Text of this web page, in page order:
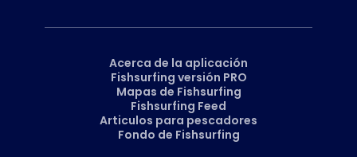
Acerca de la aplicación
Fishsurfing versión PRO
Mapas de Fishsurfing
Fishsurfing Feed
Articulos para pescadores
Fondo de Fishsurfing